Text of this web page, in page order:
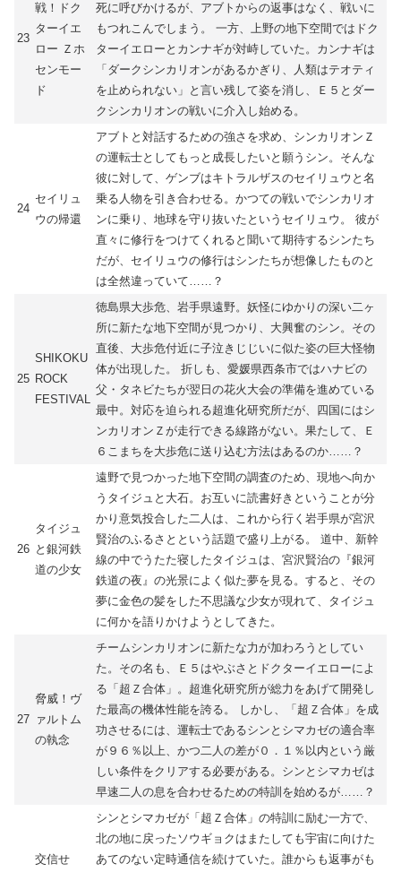
23
戦！ドク
ターイエ
ロー Ｚホ
センモー
ド
死に呼びかけるが、アブトからの返事はなく、戦いに
もつれこんでしまう。 一方、上野の地下空間ではドク
ターイエローとカンナギが対峙していた。カンナギは
「ダークシンカリオンがあるかぎり、人類はテオティ
を止められない」と言い残して姿を消し、Ｅ５とダー
クシンカリオンの戦いに介入し始める。
24
セイリュ
ウの帰還
アブトと対話するための強さを求め、シンカリオンＺ
の運転士としてもっと成長したいと願うシン。そんな
彼に対して、ゲンブはキトラルザスのセイリュウと名
乗る人物を引き合わせる。かつての戦いでシンカリオ
ンに乗り、地球を守り抜いたというセイリュウ。 彼が
直々に修行をつけてくれると聞いて期待するシンたち
だが、セイリュウの修行はシンたちが想像したものと
は全然違っていて……？
25
SHIKOKU
ROCK
FESTIVAL
徳島県大歩危、岩手県遠野。妖怪にゆかりの深い二ヶ
所に新たな地下空間が見つかり、大興奮のシン。その
直後、大歩危付近に子泣きじじいに似た姿の巨大怪物
体が出現した。 折しも、愛媛県西条市ではハナビの
父・タネビたちが翌日の花火大会の準備を進めている
最中。対応を迫られる超進化研究所だが、四国にはシ
ンカリオンＺが走行できる線路がない。果たして、Ｅ
６こまちを大歩危に送り込む方法はあるのか……？
26
タイジュ
と銀河鉄
道の少女
遠野で見つかった地下空間の調査のため、現地へ向か
うタイジュと大石。お互いに読書好きということが分
かり意気投合した二人は、これから行く岩手県が宮沢
賢治のふるさとという話題で盛り上がる。 道中、新幹
線の中でうたた寝したタイジュは、宮沢賢治の『銀河
鉄道の夜』の光景によく似た夢を見る。すると、その
夢に金色の髪をした不思議な少女が現れて、タイジュ
に何かを語りかけようとしてきた。
27
脅威！ヴ
ァルトム
の執念
チームシンカリオンに新たな力が加わろうとしてい
た。その名も、Ｅ５はやぶさとドクターイエローによ
る「超Ｚ合体」。超進化研究所が総力をあげて開発し
た最高の機体性能を誇る。 しかし、「超Ｚ合体」を成
功させるには、運転士であるシンとシマカゼの適合率
が９６％以上、かつ二人の差が０．１％以内という厳
しい条件をクリアする必要がある。シンとシマカゼは
早速二人の息を合わせるための特訓を始めるが……？
交信せ
シンとシマカゼが「超Ｚ合体」の特訓に励む一方で、
北の地に戻ったソウギョクはまたしても宇宙に向けた
あてのない定時通信を続けていた。誰からも返事がも